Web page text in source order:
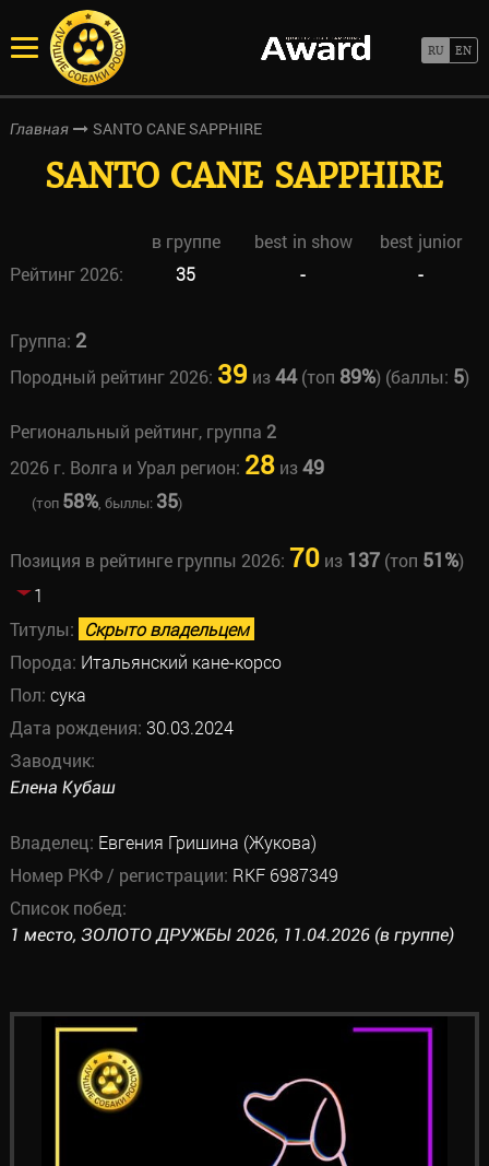
Главная SANTO CANE SAPPHIRE
SANTO CANE SAPPHIRE
в группе best in show
best junior
Рейтинг 2026:
35 - -
Группа: 2
Породный рейтинг 2026: 39 из44(топ 89%) (баллы: 5)
Региональный рейтинг, группа 2
2026 г. Волга и Урал регион: 28из49
(топ 58%, быллы: 35)
Позиция в рейтинге группы 2026: 70из 137(топ 51%)
1
Титулы: Скрыто владельцем
Порода: Итальянский кане-корсо
Пол: сука
Дата рождения: 30.03.2024
Заводчик:
Елена Кубаш
Владелец: Евгения Гришина (Жукова)
Номер РКФ / регистрации: RKF 6987349
Список побед:
1 место, ЗОЛОТО ДРУЖБЫ 2026, 11.04.2026 (в группе)